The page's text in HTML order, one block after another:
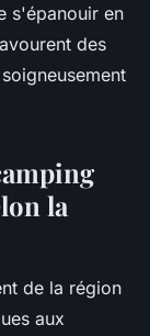
s'épanouir en
des
la
de la région
aux